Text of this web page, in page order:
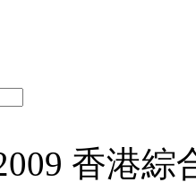
香港綜